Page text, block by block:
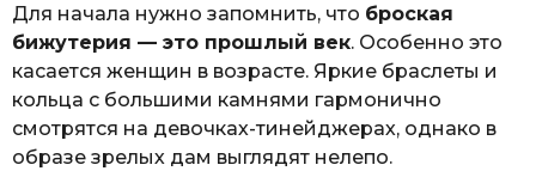
Для начала нужно запомнить, что броская
бижутерия — это прошлый век. Особенно это
касается женщин в возрасте. Яркие браслеты и
кольца с большими камнями гармонично
смотрятся на девочках-тинейджерах, однако в
образе зрелых дам выглядят нелепо.